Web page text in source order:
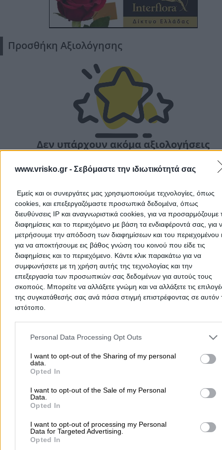
www.vrisko.gr - Σεβόμαστε την ιδιωτικότητά σας
Εμείς και οι συνεργάτες μας χρησιμοποιούμε τεχνολογίες, όπως
cookies, και επεξεργαζόμαστε προσωπικά δεδομένα, όπως
διευθύνσεις IP και αναγνωριστικά cookies, για να προσαρμόζουμε
διαφημίσεις και το περιεχόμενο με βάση τα ενδιαφέροντά σας, για
μετρήσουμε την απόδοση των διαφημίσεων και του περιεχομένου
για να αποκτήσουμε εις βάθος γνώση του κοινού που είδε τις
διαφημίσεις και το περιεχόμενο. Κάντε κλικ παρακάτω για να
συμφωνήσετε με τη χρήση αυτής της τεχνολογίας και την
επεξεργασία των προσωπικών σας δεδομένων για αυτούς τους
σκοπούς. Μπορείτε να αλλάξετε γνώμη και να αλλάξετε τις
της συγκατάθεσής σας ανά πάσα στιγμή επιστρέφοντας σε αυτόν
ιστότοπο.
Please note that this website/app uses one or more Google
and may gather and store information including but not limited to
to Google and its third-party tags to use your data for below
purposes in below Google consent section.
Personal Data Processing Opt Outs
I want to opt-out of the Sharing of my personal
data.
Opted In
I want to opt-out of the Sale of my Personal
Data.
Opted In
I want to opt-out of processing my Personal
Data for Targeted Advertising.
Opted In
Προσθήκη Αξιολόγησης
Δεν υπάρχουν ακόμα αξιολογήσεις
αξιολόγηση. Γίνετε ο πρώτος που θα μοιραστεί την
του και βοηθήστε άλλους χρήστες να κάνουν τη σωστή
> Νομός ΔΡΑΜΑΣ
Ανθοπωλεία
Δημοφιλείς Αναζητήσεις
Μετακομίσεις & Μεταφορές Κλειδιά & Κλειδαριές
Ψυχολόγοι
Παιδικοί Σταθμοί